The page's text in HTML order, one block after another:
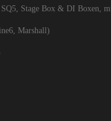
Stage Box & DI Boxen,
Marshall)